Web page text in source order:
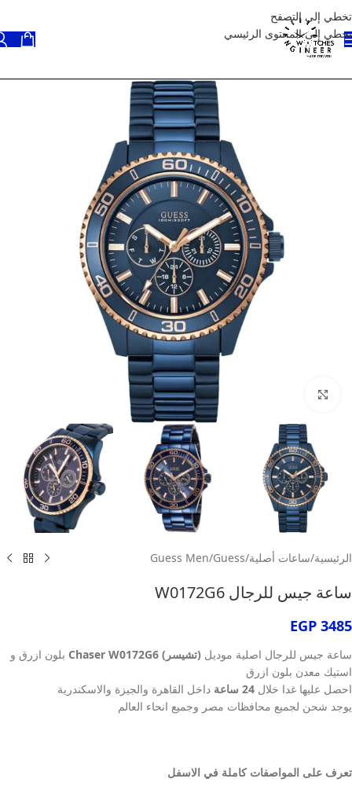
تخطي إلى التصفح
تخطي إلى المحتوى الرئيسي
الرئيسية/ساعات أصلية/
Guess
/
Guess Men
ساعة جيس للرجال W0172G6
EGP 3485
ساعة جيس للرجال اصلية موديل (تشيسر) Chaser W0172G6
بلون ازرق و
استيك معدن بلون ازرق
احصل عليها غدا خلال 24 ساعة
داخل القاهرة والجيزة والاسكندرية
يوجد شحن لجميع محافظات مصر وجميع انحاء العالم
تعرف على المواصفات كاملة في الاسفل